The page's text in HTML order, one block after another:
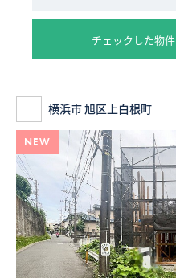
お気に入り物件一覧
サイトマップ
お気
チェックした物
横浜市 旭区上白根町
NEW